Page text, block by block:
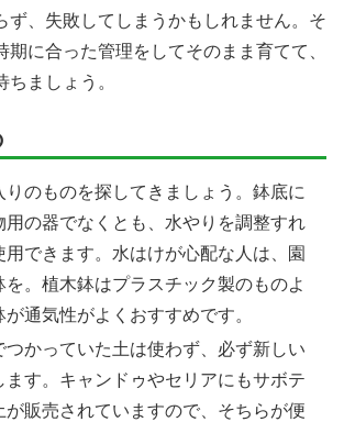
ず、失敗してしまうかもしれません。そ
期に合った管理をしてそのまま育てて、
ましょう。
のものを探してきましょう。鉢底に
用の器でなくとも、水やりを調整すれ
用できます。水はけが心配な人は、園
を。植木鉢はプラスチック製のものよ
が通気性がよくおすすめです。
かっていた土は使わず、必ず新しい
ます。キャンドゥやセリアにもサボテ
が販売されていますので、そちらが便